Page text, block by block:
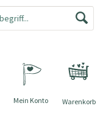
Warenkorb
Mein Konto